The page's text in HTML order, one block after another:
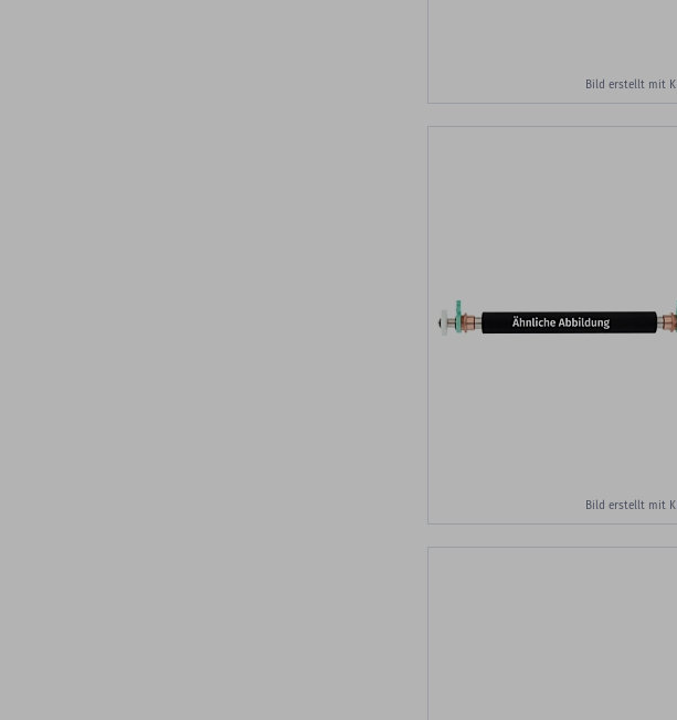
Bild erstellt mit KI
Bild erstellt mit KI